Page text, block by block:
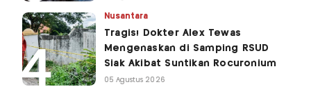
Nusantara
Tragis! Dokter Alex Tewas
Mengenaskan di Samping RSUD
Siak Akibat Suntikan Rocuronium
05 Agustus 2026